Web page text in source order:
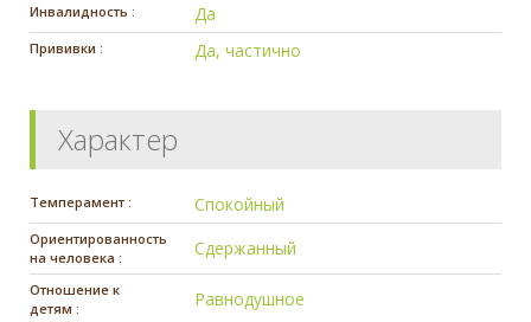
Инвалидность : Да
Прививки : Да, частично
Характер
Темперамент : Спокойный
Ориентированность
на человека :
Сдержанный
Отношение к
детям :
Равнодушное